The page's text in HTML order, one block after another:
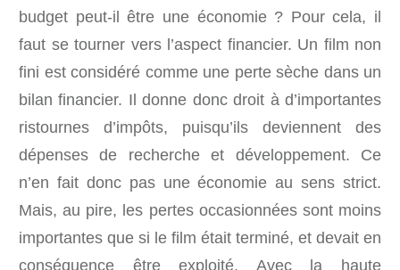
budget peut-il être une économie ? Pour cela, il
faut se tourner vers l’aspect financier. Un film non
fini est considéré comme une perte sèche dans un
bilan financier. Il donne donc droit à d’importantes
ristournes d’impôts, puisqu’ils deviennent des
dépenses de recherche et développement. Ce
n’en fait donc pas une économie au sens strict.
Mais, au pire, les pertes occasionnées sont moins
importantes que si le film était terminé, et devait en
conséquence être exploité. Avec la haute